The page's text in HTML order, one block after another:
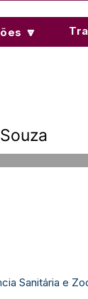
🔽
Sanitária e